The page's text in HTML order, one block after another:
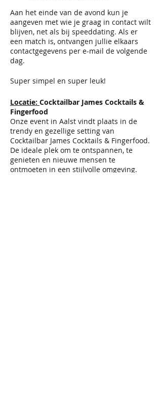
Aan het einde van de avond kun je
aangeven met wie je graag in contact wilt
blijven, net als bij speeddating. Als er
een match is, ontvangen jullie elkaars
contactgegevens per e-mail de volgende
dag.​
​​Super simpel en super leuk!
Locatie: Cocktailbar James Cocktails &
Fingerfood
Onze event in Aalst vindt plaats in de
trendy en gezellige setting van
Cocktailbar James Cocktails & Fingerfood.
De ideale plek om te ontspannen, te
genieten en nieuwe mensen te
ontmoeten in een stijlvolle omgeving.